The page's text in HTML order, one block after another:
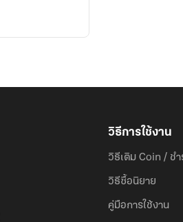
วิธีการใช้งาน
วิธีเติม Coin / ชำ
วิธีซื้อนิยาย
คู่มือการใช้งาน